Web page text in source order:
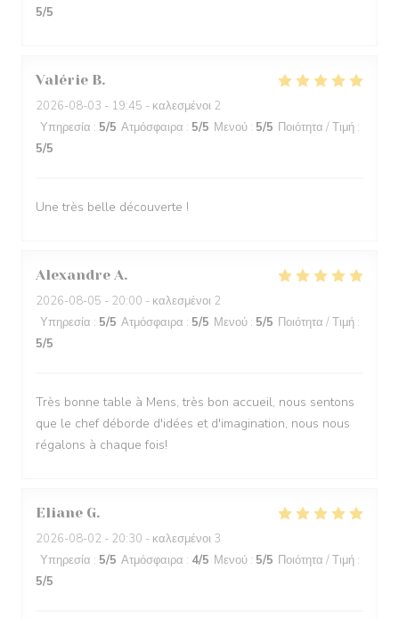
5/5
Valérie B
2026-08-03 - 19:45 - καλεσμένοι 2
Υπηρεσία : 5/5 Ατμόσφαιρα : 5/5 Μενού : 5/5 Ποιότητα / Τιμή :
5/5
Une très belle découverte !
Alexandre A
2026-08-05 - 20:00 - καλεσμένοι 2
Υπηρεσία : 5/5 Ατμόσφαιρα : 5/5 Μενού : 5/5 Ποιότητα / Τιμή :
5/5
Très bonne table à Mens, très bon accueil, nous sentons
que le chef déborde d'idées et d'imagination, nous nous
régalons à chaque fois!
Eliane G
2026-08-02 - 20:30 - καλεσμένοι 3
Υπηρεσία : 5/5 Ατμόσφαιρα : 4/5 Μενού : 5/5 Ποιότητα / Τιμή :
5/5